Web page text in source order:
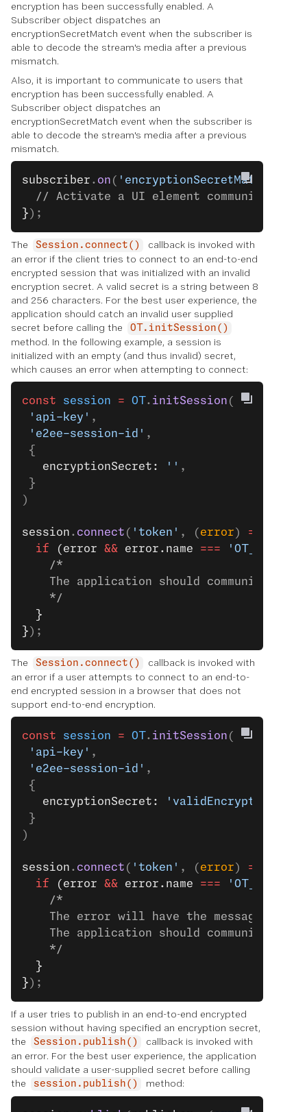
encryption has been successfully enabled. A
Subscriber object dispatches an
encryptionSecretMatch event when the subscriber is
able to decode the stream's media after a previous
mismatch.
Also, it is important to communicate to users that
encryption has been successfully enabled. A
Subscriber object dispatches an
encryptionSecretMatch event when the subscriber is
able to decode the stream's media after a previous
mismatch.
subscriber . on ( 'encryptionSecretMatch'
// Activate a UI element communicating
} );
The Session.connect()
callback is invoked with
an error if the client tries to connect to an end-to-end
encrypted session that was initialized with an invalid
encryption secret. A valid secret is a string between 8
and 256 characters. For the best user experience, the
application should catch an invalid user supplied
secret before calling the
OT.initSession()
method. In the following example, a session is
initialized with an empty (and thus invalid) secret,
which causes an error when attempting to connect:
const session = OT. initSession (
'api-key' ,
'e2ee-session-id' ,
{
   encryptionSecret:
'' ,
}
)
session . connect ( 'token' , ( error ) =>
  if
(error && error.name ===
    /*
The application should communicate
    */
  }
} );
The Session.connect()
callback is invoked with
an error if a user attempts to connect to an end-to-
end encrypted session in a browser that does not
support end-to-end encryption.
const session = OT. initSession (
'api-key' ,
'e2ee-session-id' ,
{
   encryptionSecret:
}
)
session . connect ( 'token' , ( error ) =>
  if
(error && error.name ===
    /*
The error will have the message
The application should communicate
    */
  }
} );
If a user tries to publish in an end-to-end encrypted
session without having specified an encryption secret,
the
Session.publish()
callback is invoked with
an error. For the best user experience, the application
should validate a user-supplied secret before calling
the
session.publish() method: